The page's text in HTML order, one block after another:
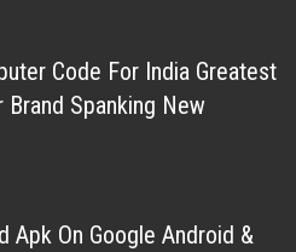
Code For India Greatest
Spanking New
Apk On Google Android &